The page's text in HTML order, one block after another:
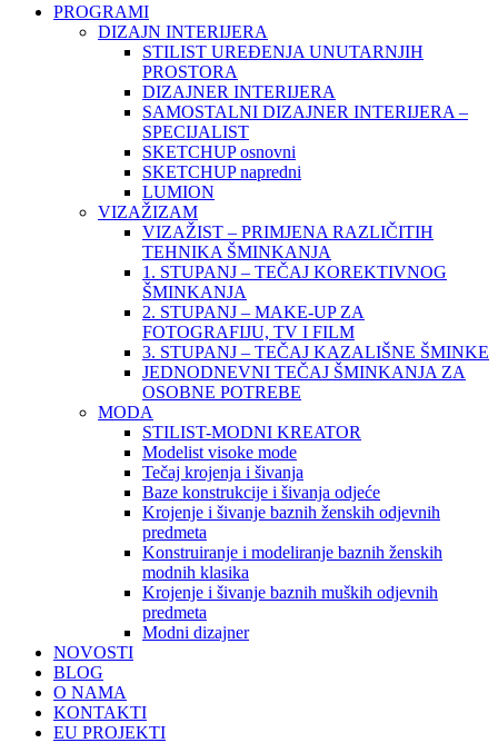
PROGRAMI
DIZAJN INTERIJERA
STILIST UREĐENJA UNUTARNJIH
PROSTORA
DIZAJNER INTERIJERA
SAMOSTALNI DIZAJNER INTERIJERA –
SPECIJALIST
SKETCHUP osnovni
SKETCHUP napredni
LUMION
VIZAŽIZAM
VIZAŽIST – PRIMJENA RAZLIČITIH
TEHNIKA ŠMINKANJA
1. STUPANJ – TEČAJ KOREKTIVNOG
ŠMINKANJA
2. STUPANJ – MAKE-UP ZA
FOTOGRAFIJU, TV I FILM
3. STUPANJ – TEČAJ KAZALIŠNE ŠMINKE
JEDNODNEVNI TEČAJ ŠMINKANJA ZA
OSOBNE POTREBE
MODA
STILIST-MODNI KREATOR
Modelist visoke mode
Tečaj krojenja i šivanja
Baze konstrukcije i šivanja odjeće
Krojenje i šivanje baznih ženskih odjevnih
predmeta
Konstruiranje i modeliranje baznih ženskih
modnih klasika
Krojenje i šivanje baznih muških odjevnih
predmeta
Modni dizajner
NOVOSTI
BLOG
O NAMA
KONTAKTI
EU PROJEKTI